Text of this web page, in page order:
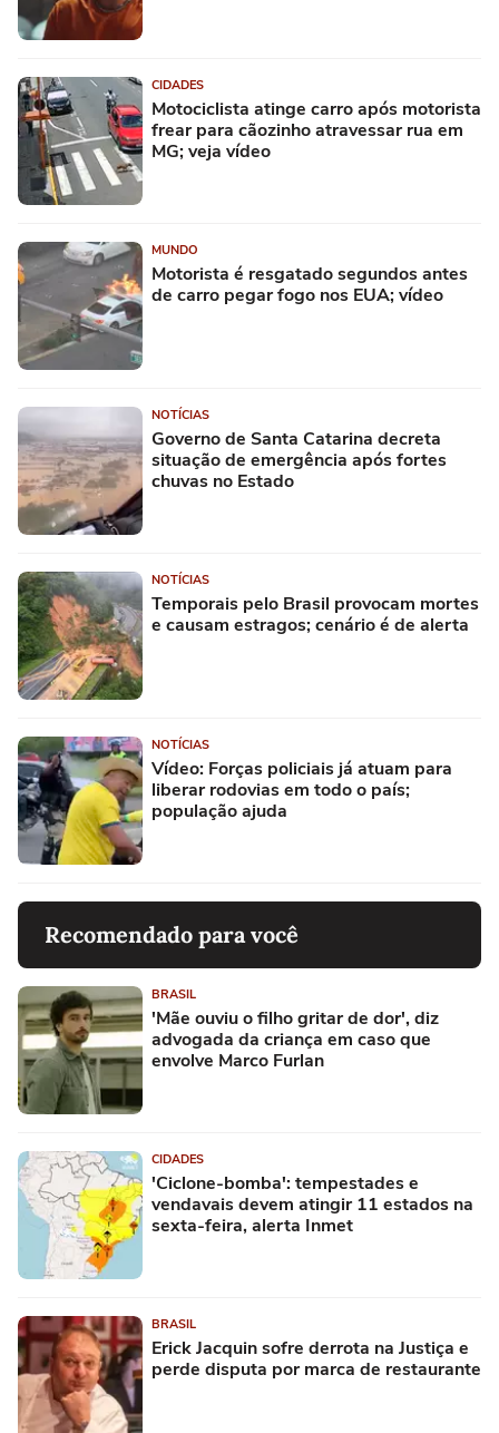
CIDADES
Motociclista atinge carro após motorista
frear para cãozinho atravessar rua em
MG; veja vídeo
MUNDO
Motorista é resgatado segundos antes
de carro pegar fogo nos EUA; vídeo
NOTÍCIAS
Governo de Santa Catarina decreta
situação de emergência após fortes
chuvas no Estado
NOTÍCIAS
Temporais pelo Brasil provocam mortes
e causam estragos; cenário é de alerta
NOTÍCIAS
Vídeo: Forças policiais já atuam para
liberar rodovias em todo o país;
população ajuda
Recomendado para você
BRASIL
'Mãe ouviu o filho gritar de dor', diz
advogada da criança em caso que
envolve Marco Furlan
CIDADES
'Ciclone-bomba': tempestades e
vendavais devem atingir 11 estados na
sexta-feira, alerta Inmet
BRASIL
Erick Jacquin sofre derrota na Justiça e
perde disputa por marca de restaurante